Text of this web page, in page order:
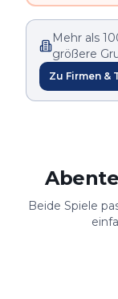
Mehr als
größere
Zu Firmen &
Beide Spiele